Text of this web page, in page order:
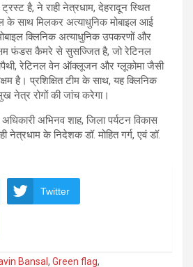
है, ने राही नेत्रधाम, देहरादून स्थित
के साथ मिलकर अत्याधुनिक मोबाइल आई
क्लिनिक अत्याधुनिक उपकरणों और
फंडस कैमरे से सुसज्जित है, जो रेटिनल
रेटिनल वेन ऑक्लूजन और ग्लूकोमा जैसी
है। प्रशिक्षित टीम के साथ, यह क्लिनिक
नेत्र रोगों की जांच करेगा।
अभिनव शाह, जिला पर्यटन विकास
नेत्रधाम के निदेशक डॉ. मोहित गर्ग, एवं डॉ.
Twitter
Bansal , Green flag,